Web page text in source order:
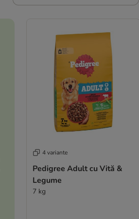
4 variante
Pedigree Adult cu Vită &
Legume
7 kg